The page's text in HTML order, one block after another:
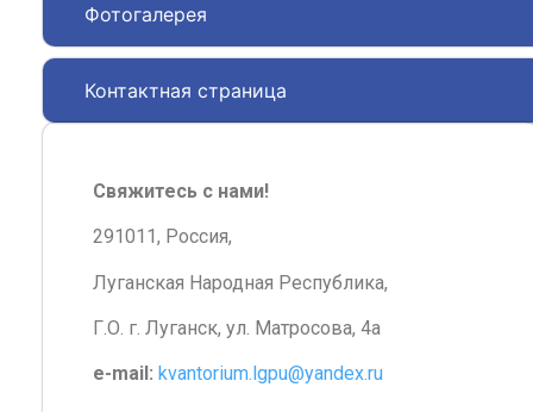
Фотогалерея
Контактная страница
Свяжитесь с нами!
291011, Россия,
Луганская Народная Республика,
Г.О. г. Луганск, ул. Матросова, 4а
e-mail: kvantorium.lgpu@yandex.ru